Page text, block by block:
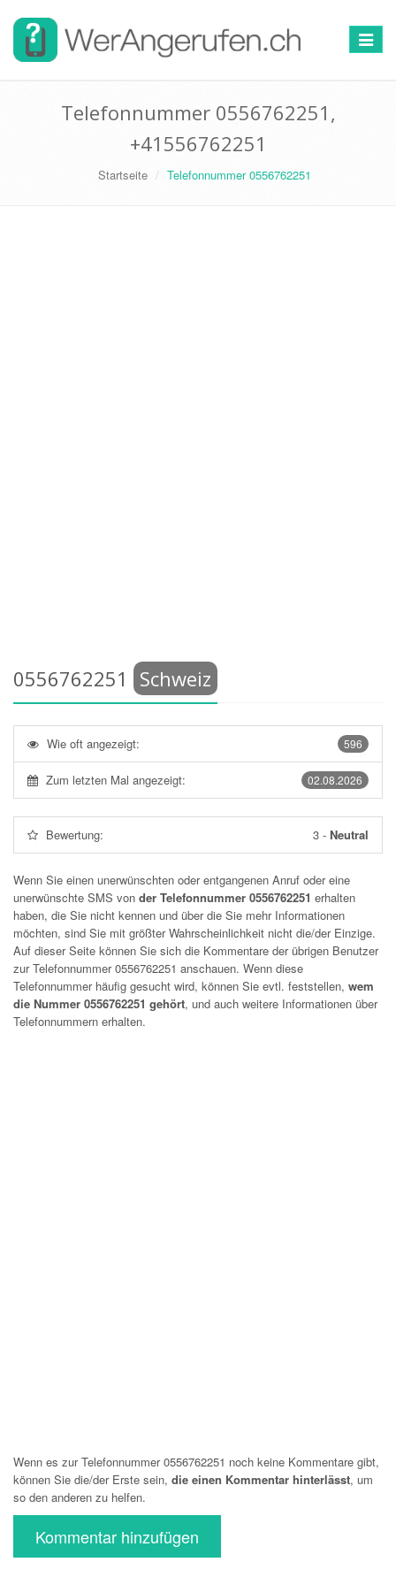
Toggle
Telefonnummer 0556762251,
+41556762251
Startseite Telefonnummer 0556762251
0556762251 Schweiz
596
Wie oft angezeigt:
02.08.2026
Zum letzten Mal angezeigt:
Bewertung: 3 - Neutral
Wenn Sie einen unerwünschten oder entgangenen Anruf oder eine
unerwünschte SMS von der Telefonnummer 0556762251 erhalten
haben, die Sie nicht kennen und über die Sie mehr Informationen
möchten, sind Sie mit größter Wahrscheinlichkeit nicht die/der Einzige.
Auf dieser Seite können Sie sich die Kommentare der übrigen Benutzer
zur Telefonnummer0556762251 anschauen. Wenn diese
Telefonnummer häufig gesucht wird, können Sie evtl. feststellen, wem
die Nummer 0556762251 gehört, und auch weitere Informationen über
Telefonnummern erhalten.
Wenn es zur Telefonnummer 0556762251 noch keine Kommentare gibt,
können Sie die/der Erste sein, die einen Kommentar hinterlässt, um
so den anderen zu helfen.
Kommentar hinzufügen